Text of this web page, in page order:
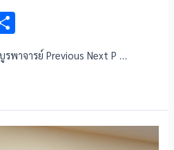
ar
พาจารย์ Previous Next P …